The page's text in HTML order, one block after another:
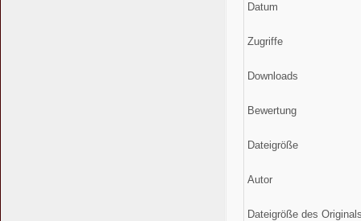
Datum
Zugriffe
Downloads
Bewertung
Dateigröße
Autor
Dateigröße des